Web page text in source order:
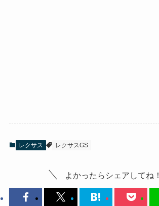
レクサス レクサスGS
よかったらシェアしてね！